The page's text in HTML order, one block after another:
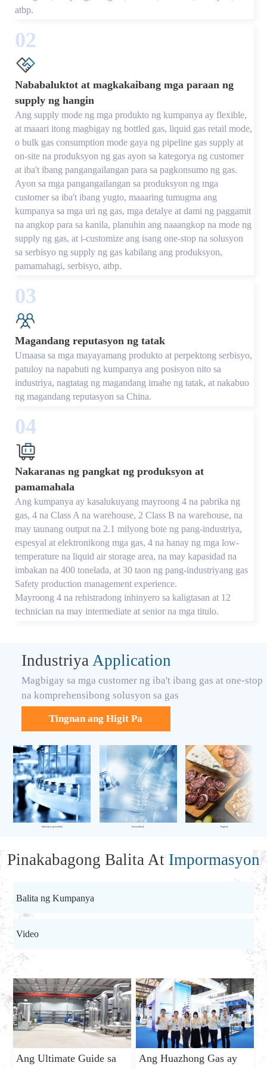
atbp.
02
Nababaluktot at magkakaibang mga paraan ng
supply ng hangin
Ang supply mode ng mga produkto ng kumpanya ay flexible,
at maaari itong magbigay ng bottled gas, liquid gas retail mode,
o bulk gas consumption mode gaya ng pipeline gas supply at
on-site na produksyon ng gas ayon sa kategorya ng customer
at iba't ibang pangangailangan para sa pagkonsumo ng gas.
Ayon sa mga pangangailangan sa produksyon ng mga
customer sa iba't ibang yugto, maaaring tumugma ang
kumpanya sa mga uri ng gas, mga detalye at dami ng paggamit
na angkop para sa kanila, planuhin ang naaangkop na mode ng
supply ng gas, at i-customize ang isang one-stop na solusyon
sa serbisyo ng supply ng gas kabilang ang produksyon,
pamamahagi, serbisyo, atbp.
03
Magandang reputasyon ng tatak
Umaasa sa mga mayayamang produkto at perpektong serbisyo,
patuloy na napabuti ng kumpanya ang posisyon nito sa
industriya, nagtatag ng magandang imahe ng tatak, at nakabuo
ng magandang reputasyon sa China.
04
Nakaranas ng pangkat ng produksyon at
pamamahala
Ang kumpanya ay kasalukuyang mayroong 4 na pabrika ng
gas, 4 na Class A na warehouse, 2 Class B na warehouse, na
may taunang output na 2.1 milyong bote ng pang-industriya,
espesyal at elektronikong mga gas, 4 na hanay ng mga low-
temperature na liquid air storage area, na may kapasidad na
imbakan na 400 tonelada, at 30 taon ng pang-industriyang gas
Safety production management experience.
Mayroong 4 na rehistradong inhinyero sa kaligtasan at 12
technician na may intermediate at senior na mga titulo.
Industriya Application
Magbigay sa mga customer ng iba't ibang gas at one-stop
na komprehensibong solusyon sa gas
Tingnan ang Higit Pa
Industriya ng kemikal Pananaliksik Pagkain
Pinakabagong Balita At Impormasyon
Balita ng Kumpanya
Video
Ang Ultimate Guide sa
Ang Huazhong Gas ay